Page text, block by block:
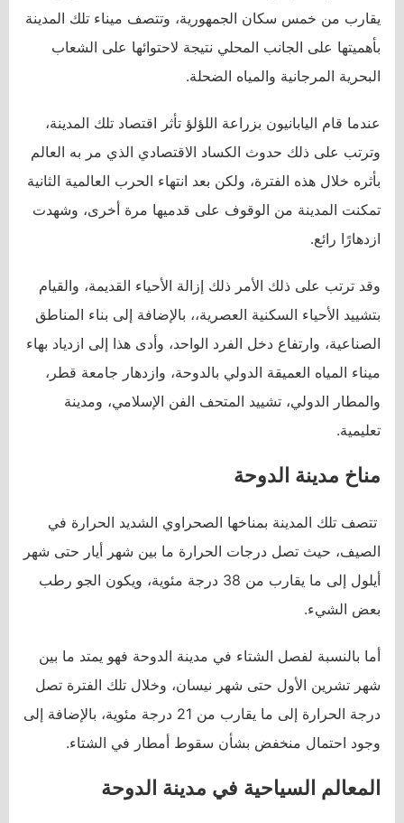
يقارب من خمس سكان الجمهورية، وتتصف ميناء تلك المدينة
بأهميتها على الجانب المحلي نتيجة لاحتوائها على الشعاب
البحرية المرجانية والمياه الضحلة.
عندما قام اليابانيون بزراعة اللؤلؤ تأثر اقتصاد تلك المدينة،
وترتب على ذلك حدوث الكساد الاقتصادي الذي مر به العالم
بأثره خلال هذه الفترة، ولكن بعد انتهاء الحرب العالمية الثانية
تمكنت المدينة من الوقوف على قدميها مرة أخرى، وشهدت
ازدهارًا رائع.
وقد ترتب على ذلك الأمر ذلك إزالة الأحياء القديمة، والقيام
بتشييد الأحياء السكنية العصرية،، بالإضافة إلى بناء المناطق
الصناعية، وارتفاع دخل الفرد الواحد، وأدى هذا إلى ازدياد بهاء
ميناء المياه العميقة الدولي بالدوحة، وازدهار جامعة قطر،
والمطار الدولي، تشييد المتحف الفن الإسلامي، ومدينة
تعليمية.
مناخ مدينة الدوحة
تتصف تلك المدينة بمناخها الصحراوي الشديد الحرارة في
الصيف، حيث تصل درجات الحرارة ما بين شهر أيار حتى شهر
أيلول إلى ما يقارب من 38 درجة مئوية، ويكون الجو رطب
بعض الشيء.
أما بالنسبة لفصل الشتاء في مدينة الدوحة فهو يمتد ما بين
شهر تشرين الأول حتى شهر نيسان، وخلال تلك الفترة تصل
درجة الحرارة إلى ما يقارب من 21 درجة مئوية، بالإضافة إلى
وجود احتمال منخفض بشأن سقوط أمطار في الشتاء.
المعالم السياحية في مدينة الدوحة